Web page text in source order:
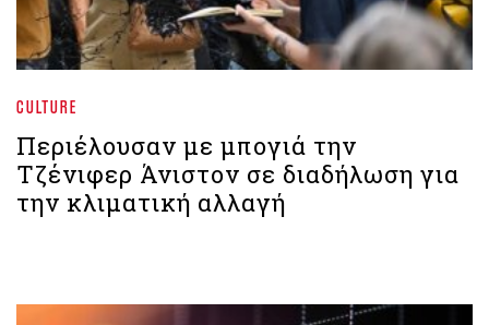
CULTURE
Περιέλουσαν με μπογιά την
Τζένιφερ Άνιστον σε διαδήλωση για
την κλιματική αλλαγή